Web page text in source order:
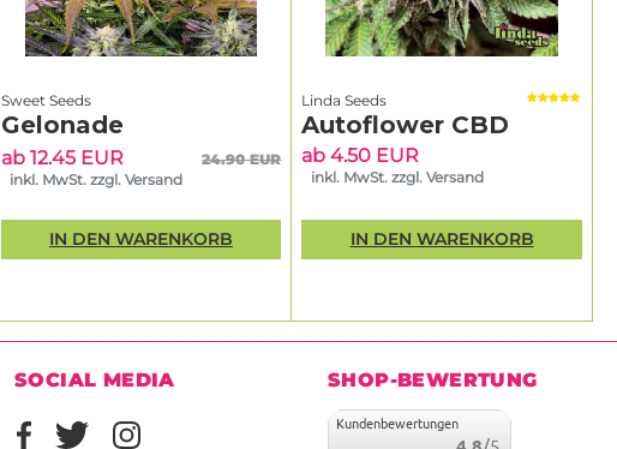
Sweet Seeds
Gelonade
ab 12.45 EUR
24.90 EUR
inkl. MwSt. zzgl. Versand
IN DEN WARENKORB
Linda Seeds
Autoflower CBD
ab 4.50 EUR
inkl. MwSt. zzgl. Versand
IN DEN WARENKORB
SOCIAL MEDIA SHOP-BEWERTUNG
Kundenbewertungen